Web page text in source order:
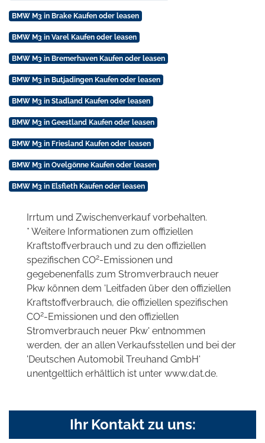
BMW M3 in Brake Kaufen oder leasen
BMW M3 in Varel Kaufen oder leasen
BMW M3 in Bremerhaven Kaufen oder leasen
BMW M3 in Butjadingen Kaufen oder leasen
BMW M3 in Stadland Kaufen oder leasen
BMW M3 in Geestland Kaufen oder leasen
BMW M3 in Friesland Kaufen oder leasen
BMW M3 in Ovelgönne Kaufen oder leasen
BMW M3 in Elsfleth Kaufen oder leasen
Irrtum und Zwischenverkauf vorbehalten.
* Weitere Informationen zum offiziellen
Kraftstoffverbrauch und zu den offiziellen
spezifischen CO2-Emissionen und
gegebenenfalls zum Stromverbrauch neuer
Pkw können dem 'Leitfaden über den offiziellen
Kraftstoffverbrauch, die offiziellen spezifischen
CO2-Emissionen und den offiziellen
Stromverbrauch neuer Pkw' entnommen
werden, der an allen Verkaufsstellen und bei der
'Deutschen Automobil Treuhand GmbH'
unentgeltlich erhältlich ist unter www.dat.de.
Ihr Kontakt zu uns: